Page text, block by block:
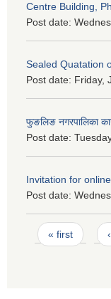
Centre Building,
Post date:
Sealed Quatation
Post date: Friday,
फुङलिङ नगरपालिका
Post date:
Invitation for
Post date:
Pages
« first